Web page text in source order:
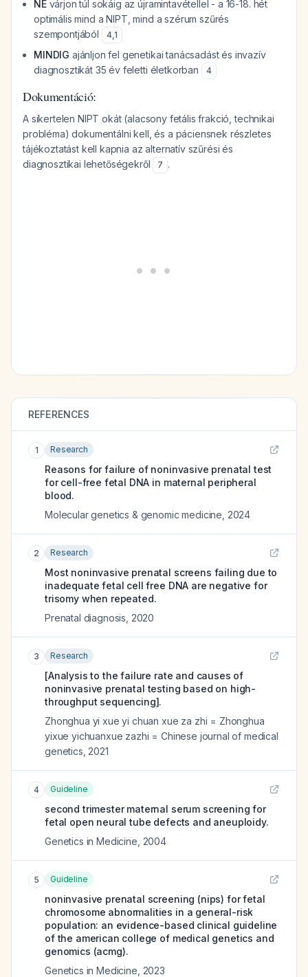
NEvárjon túl sokáig az újramintavétellel - a 16-18. hét
optimális mind a NIPT, mind a szérum szűrés
szempontjából
4,1
MINDIG ajánljon fel genetikai tanácsadást és invazív
diagnosztikát 35 év feletti életkorban
4
Dokumentáció:
A sikertelen NIPT okát (alacsony fetális frakció, technikai
probléma) dokumentálni kell, és a páciensnek részletes
tájékoztatást kell kapnia az alternatív szűrési és
diagnosztikai lehetőségekről
7 .
REFERENCES
1 Research
Reasons for failure of noninvasive prenatal test
for cell-free fetal DNA in maternal peripheral
blood.
Molecular genetics & genomic medicine 2024
2 Research
Most noninvasive prenatal screens failing due to
inadequate fetal cell free DNA are negative for
trisomy when repeated.
Prenatal diagnosis 2020
3 Research
[Analysis to the failure rate and causes of
noninvasive prenatal testing based on high-
throughput sequencing].
Zhonghua yi xue yi chuan xue za zhi = Zhonghua
yixue yichuanxue zazhi = Chinese journal of medical
genetics 2021
4 Guideline
second trimester maternal serum screening for
fetal open neural tube defects and aneuploidy.
Genetics in Medicine 2004
5 Guideline
noninvasive prenatal screening (nips) for fetal
chromosome abnormalities in a general-risk
population: an evidence-based clinical guideline
of the american college of medical genetics and
genomics (acmg).
Genetics in Medicine 2023